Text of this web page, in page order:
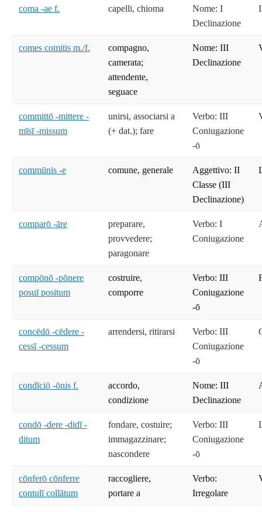
coma -ae f. capelli, chioma
Nome: I
Declinazione
comes comitis m./f.
compagno,
camerata;
attendente,
seguace
Nome: III
Declinazione
committō -mittere -
mīsī -missum
unirsi, associarsi a
(+ dat.); fare
Verbo: III
Coniugazione
-ō
commūnis -e comune, generale
Aggettivo: II
Classe (III
Declinazione)
comparō -āre
preparare,
provvedere;
paragonare
Verbo: I
Coniugazione
compōnō -pōnere
posuī positum
costruire,
comporre
Verbo: III
Coniugazione
-ō
concēdō -cēdere -
cessī -cessum
arrendersi, ritirarsi
Verbo: III
Coniugazione
-ō
condīciō -ōnis f.
accordo,
condizione
Nome: III
Declinazione
condō -dere -didī -
ditum
fondare, costuire;
immagazzinare;
nascondere
Verbo: III
Coniugazione
-ō
cōnferō cōnferre
contulī collātum
raccogliere,
portare a
Verbo:
Irregolare